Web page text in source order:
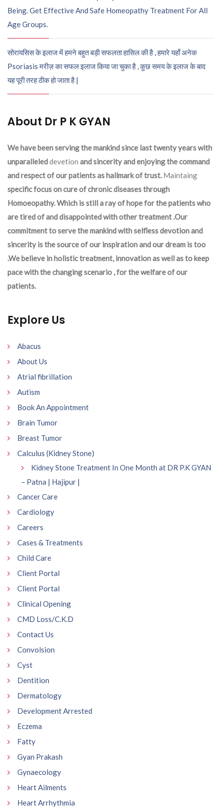
Being. Get Effective And Safe Homeopathy Treatment For All
Age Groups.
सोरायसिस के इलाज में हमने बहुत बड़ी सफलता हासिल की है , हमारे यहाँ अनेक
Psoriasis मरीज़ का सफल इलाज किया जा चुका है , कुछ समय के इलाज के बाद
यह पूरी तरह ठीक हो जाता है |
About Dr P K GYAN
We have been serving the mankind since last twenty years with
unparalleleddevetion and sincerity and enjoying the command
and respect of our patients as hallmark of trust. Maintaing
specific focus on cure of chronic diseases through
Homoeopathy. Which is still a ray of hope for the patients who
are tired of and disappointed with other treatment .Our
commitment to serve the mankind with selfless devotion and
sincerity is the source of our inspiration and our dream is too
.We believe in holistic treatment, innovation as well as to keep
pace with the changing scenario , for the welfare of our
patients.
Explore Us
Abacus
About Us
Atrial fibrillation
Autism
Book An Appointment
Brain Tumor
Breast Tumor
Calculus (Kidney Stone)
Kidney Stone Treatment In One Month at DR P.K GYAN
– Patna | Hajipur |
Cancer Care
Cardiology
Careers
Cases & Treatments
Child Care
Client Portal
Client Portal
Clinical Opening
CMD Loss/C.K.D
Contact Us
Convolsion
Cyst
Dentition
Dermatology
Development Arrested
Eczema
Fatty
Gyan Prakash
Gynaecology
Heart Ailments
Heart Arrhythmia